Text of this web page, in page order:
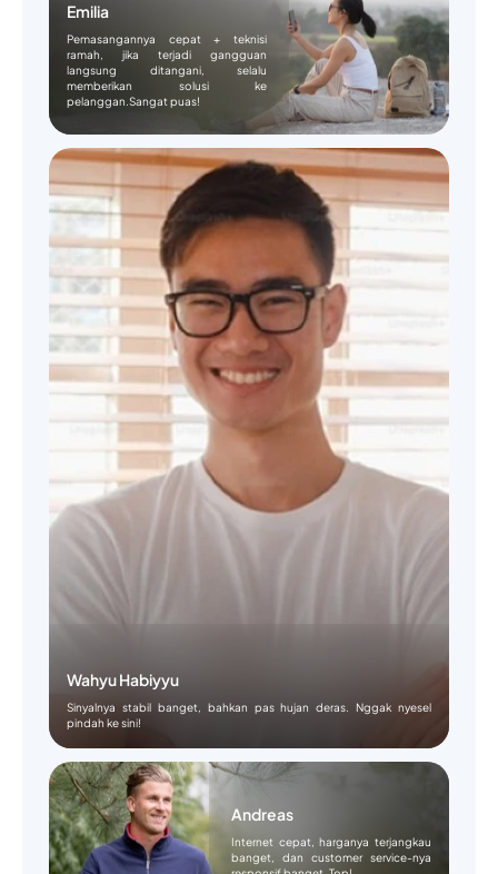
Emilia
Pemasangannya cepat + teknisi
ramah, jika terjadi gangguan
langsung ditangani, selalu
memberikan solusi ke
pelanggan.Sangat puas!
Wahyu Habiyyu
Sinyalnya stabil banget, bahkan pas hujan deras. Nggak nyesel
pindah ke sini!
Andreas
Internet cepat, harganya terjangkau
banget, dan customer service-nya